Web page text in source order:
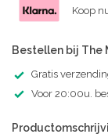
Koop
Bestellen bij The
Gratis
Voor 20:00u.